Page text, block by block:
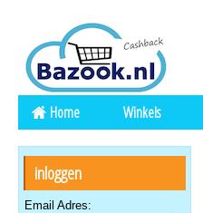
Home Winkels
inloggen
Email Adres: